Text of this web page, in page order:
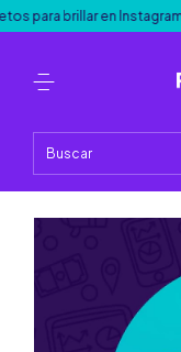
para brillar en Instagram